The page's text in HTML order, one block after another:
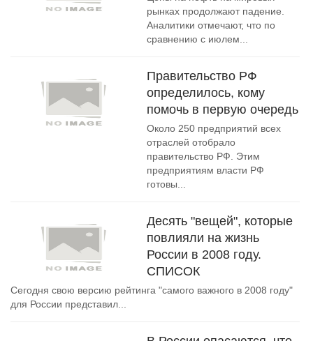
рынках продолжают падение.
Аналитики отмечают, что по
сравнению с июлем...
Правительство РФ
определилось, кому
помочь в первую очередь
Около 250 предприятий всех
отраслей отобрало
правительство РФ. Этим
предприятиям власти РФ
готовы...
Десять "вещей", которые
повлияли на жизнь
России в 2008 году.
СПИСОК
Сегодня свою версию рейтинга "самого важного в 2008 году"
для России представил...